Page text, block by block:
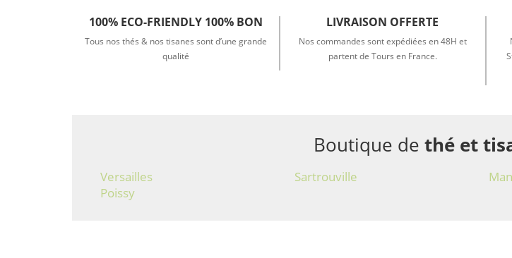
100% ECO-FRIENDLY 100% BON
Tous nos thés & nos tisanes sont d’une grande
qualité
LIVRAISON OFFERTE
Nos commandes sont expédiées en 48H et
partent de Tours en France.
Boutique de thé et
Versailles Sartrouville
Poissy